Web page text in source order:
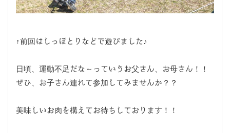
↑前回はしっぽとりなどで遊びました♪
日頃、運動不足だな～っていうお父さん、お母さん！！
ぜひ、お子さん連れて参加してみませんか？？
美味しいお肉を構えてお待ちしております！！